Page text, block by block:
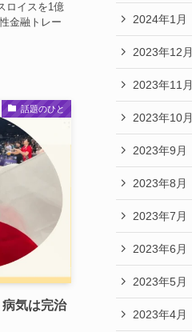
ロイスを1億
金融トレー
話題のひと
病気は完治
2024年1月
2023年12月
2023年11月
2023年10月
2023年9月
2023年8月
2023年7月
2023年6月
2023年5月
2023年4月